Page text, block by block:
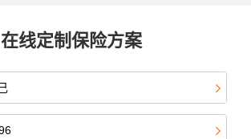
在线定制保险方案